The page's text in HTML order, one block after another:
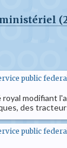
public
modifiant
des
public